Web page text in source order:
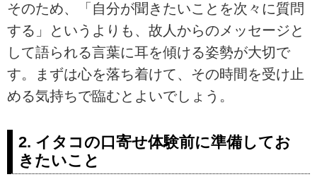
そのため、「自分が聞きたいことを次々に質問
する」というよりも、故人からのメッセージと
して語られる言葉に耳を傾ける姿勢が大切で
す。まずは心を落ち着けて、その時間を受け止
める気持ちで臨むとよいでしょう。
2. イタコの口寄せ体験前に準備してお
きたいこと